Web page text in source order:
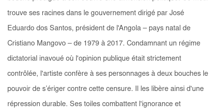
trouve ses racines dans le gouvernement dirigé par José
Eduardo dos Santos, président de l'Angola – pays natal de
Cristiano Mangovo – de 1979 à 2017. Condamnant un régime
dictatorial inavoué où l'opinion publique était strictement
contrôlée, l'artiste confère à ses personnages à deux bouches le
pouvoir de s’ériger contre cette censure. Il les libère ainsi d'une
répression durable. Ses toiles combattent l'ignorance et